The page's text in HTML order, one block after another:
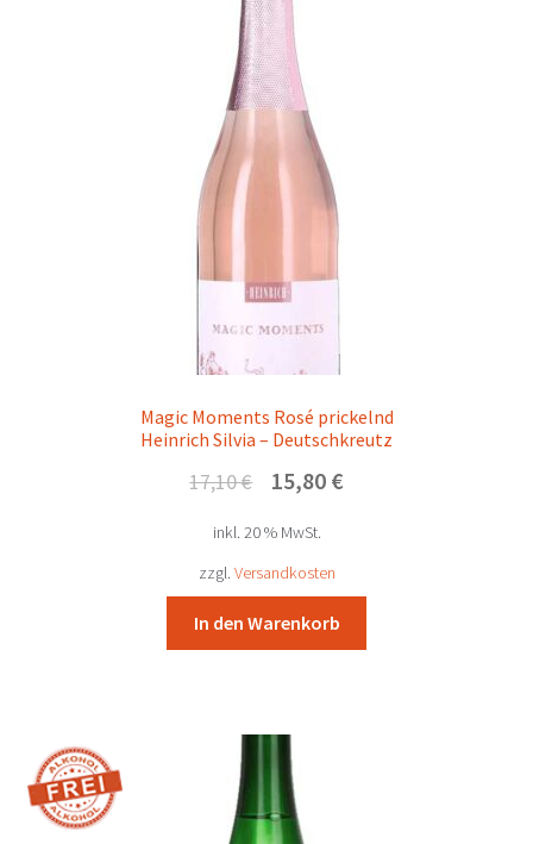
Magic Moments Rosé prickelnd
Heinrich Silvia – Deutschkreutz
17,10€
Ursprünglicher
war:
17,10 €
15,80 €Aktueller
inkl. 20 % MwSt.
zzgl. Versandkosten
In den Warenkorb